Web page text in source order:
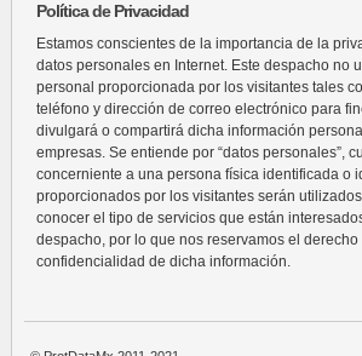
Política de Privacidad
Estamos conscientes de la importancia de la
datos personales en Internet. Este despacho no
personal proporcionada por los visitantes tales
teléfono y dirección de correo electrónico para
divulgará o compartirá dicha información
empresas. Se entiende por “datos personales”,
concerniente a una persona física identificada o
proporcionados por los visitantes serán
conocer el tipo de servicios que están
despacho, por lo que nos reservamos el
confidencialidad de dicha información.